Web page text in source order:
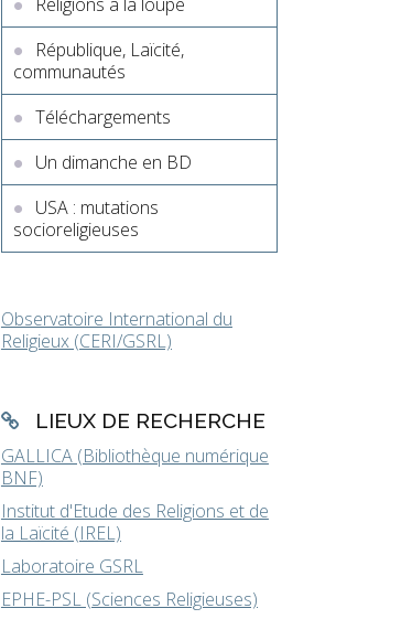
République, Laïcité,
communautés
Téléchargements
Un dimanche en BD
USA : mutations
socioreligieuses
Observatoire International du
Religieux (CERI/GSRL)
LIEUX DE RECHERCHE
GALLICA (Bibliothèque numérique
BNF)
Institut d'Etude des Religions et de
la Laïcité (IREL)
Laboratoire GSRL
EPHE-PSL (Sciences Religieuses)